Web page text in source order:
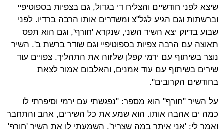
שיצא לפני חודשיים והצליח די בגדול, גם בצפיות בספוטיפיי
וברשתות וגם הגיע לגל"צ ומשדרים אותו הרבה ברדיו. לפני
שבוע בדיוק יצא השיר השני, שנקרא 'חורף', וגם הוא תפס
תאוצה עם הרבה צפיות בספוטיפיי וגם שודר ברשת ב'. השיר
נוצר בשיתוף עם ירמי קפלן שליווה את התהליך. צפויים עוד
שירים בשיתוף עם עוד אמנים, והאלבום אמור לצאת
בחודשים הקרובים".
על השיר "חורף" הוא מספר: "נפגשתי עם ירמי וסיפרתי לו
כמה ים אהבה אותו. הוא שמע את כל השירים, אהב והתחבר
ואמר לי: 'אני איתך במה שצריך'. השמעתי לו את השיר 'חורף'